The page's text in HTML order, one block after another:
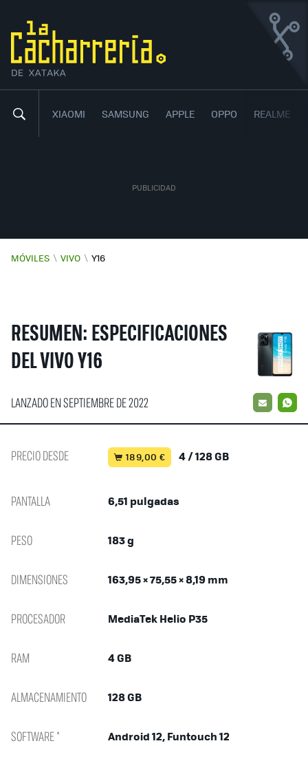
XIAOMI SAMSUNG APPLE OPPO REALME
VIVO Y16
BARATO, CON UNA GRAN AUTONOMÍA Y CON ANDROID
12
MÓVILES \ VIVO \ Y16
RESUMEN: ESPECIFICACIONES
DEL VIVO Y16
LANZADO EN SEPTIEMBRE DE 2022 EMAIL
PRECIO DESDE 189,00 € 4 / 128 GB
PANTALLA 6,51 pulgadas
PESO 183 g
DIMENSIONES 163,95 × 75,55 × 8,19 mm
PROCESADOR MediaTek Helio P35
RAM 4 GB
ALMACENAMIENTO 128 GB
SOFTWARE * Android 12, Funtouch 12